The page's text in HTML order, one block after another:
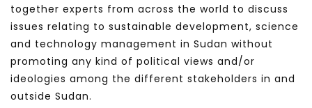
together experts from across the world to discuss
issues relating to sustainable development, science
and technology management in Sudan without
promoting any kind of political views and/or
ideologies among the different stakeholders in and
outside Sudan.